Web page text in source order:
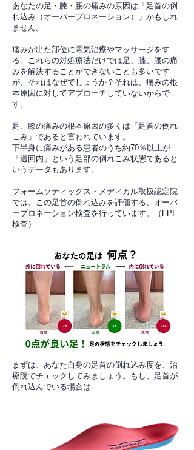
あなたの足・膝・腰の痛みの原因は「足首の倒
れ込み（オーバープロネーション）」かもしれ
ません。
痛みが出た部位に電気治療やマッサージをす
る。これらの対処療法だけでは足、膝、腰の痛
みを解決することができないことも多いです
が、それはなぜでしょうか？それは、痛みの根
本原因に対してアプローチしていないからで
す。
足、膝の痛みの根本原因の多くは「足首の倒れ
こみ」であると言われています。
下半身に痛みがある患者のうち約70％以上が
「過回内」という足部の倒れこみ状態であると
いうデータもあります。
フォームソティックス・メディカル取扱認定院
では、この足首の倒れ込みを評価する、オーバ
ープロネーション検査を行っています。（FPI
検査）​
​まずは、あなた自身の足首の倒れ込み度を、治
療院でチェックしてみましょう。もし、足首が
倒れ込んでいる場合は…